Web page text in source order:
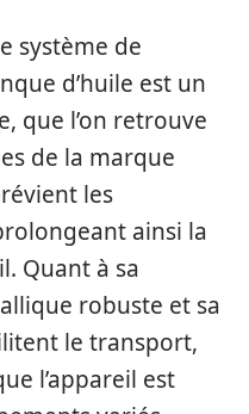
système de
d’huile est un
que l’on retrouve
de la marque
les
ainsi la
Quant à sa
robuste et sa
le transport,
l’appareil est